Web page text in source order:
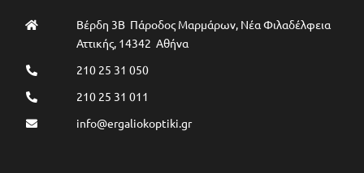
Βέρδη 3Β Πάροδος Μαρμάρων, Νέα Φιλαδέλφεια
Αττικής, 14342 Αθήνα
210 25 31 050
210 25 31 011
info@ergaliokoptiki.gr